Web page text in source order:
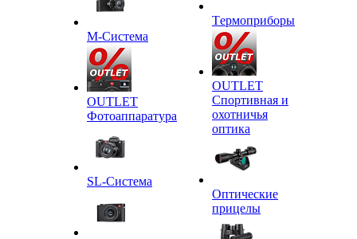
M-Система
OUTLET
Фотоаппаратура
SL-Система
Tермоприборы
OUTLET
Спортивная и
охотничья
оптика
Оптические
прицелы